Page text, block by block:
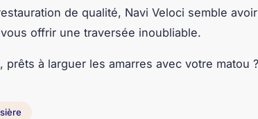
de qualité, Navi Veloci semble
offrir une traversée inoubliable.
prêts à larguer les amarres avec votre matou